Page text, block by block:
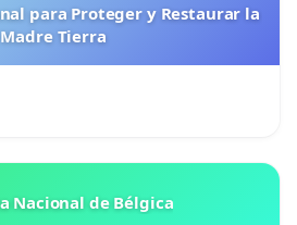
para Proteger y Restaurar la
Madre Tierra
Nacional de Bélgica